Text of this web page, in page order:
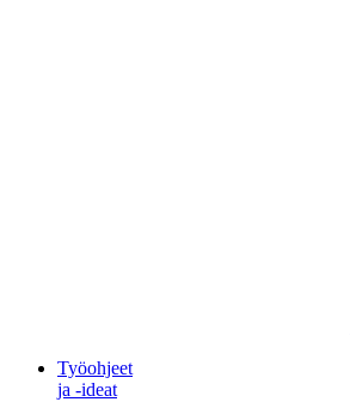
Työohjeet
ja -ideat